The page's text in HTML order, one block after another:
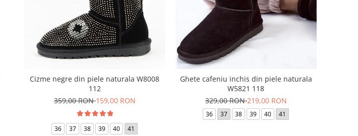
Cizme negre din piele naturala W8008
112
359,00 RON159,00 RON
36 37 38 39 40 41
Ghete cafeniu inchis din piele naturala
W5821 118
329,00 RON219,00 RON
36 37 38 39 40 41